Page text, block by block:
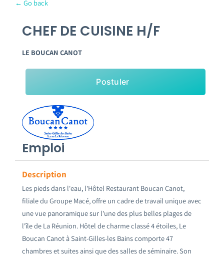
← Go back
CHEF DE CUISINE H/F
LE BOUCAN CANOT
Postuler
Emploi
Description
Les pieds dans l'eau, l'Hôtel Restaurant Boucan Canot,
filiale du Groupe Macé, offre un cadre de travail unique avec
une vue panoramique sur l'une des plus belles plages de
l'île de La Réunion. Hôtel de charme classé 4 étoiles, Le
Boucan Canot à Saint-Gilles-les Bains comporte 47
chambres et suites ainsi que des salles de séminaire. Son